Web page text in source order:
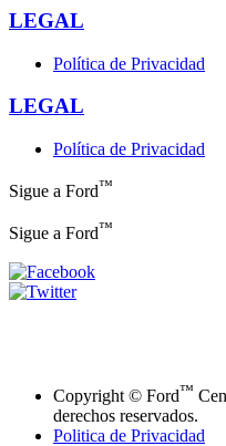
LEGAL
Política de Privacidad
LEGAL
Política de Privacidad
Sigue a Ford™
Sigue a Ford™
Copyright © Ford™
derechos
Politica de Privacidad